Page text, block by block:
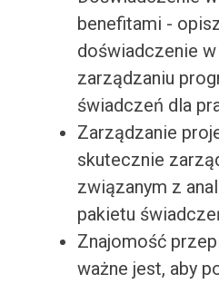
benefitami -
doświadczenie
zarządzaniu
świadczeń dla
Zarządzanie
skutecznie
związanym z
pakietu
Znajomość
ważne jest, aby